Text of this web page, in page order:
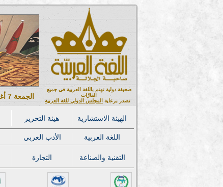
صحيفة دولية تهتم باللغة العربية في جميع
القارّات
تصدر برعاية
المجلس الدولي للغة العربية
هيئة التحرير الهيئة الاستشارية
الأدب العربي
اللغة العربية
التجارة التقنية والصناعة